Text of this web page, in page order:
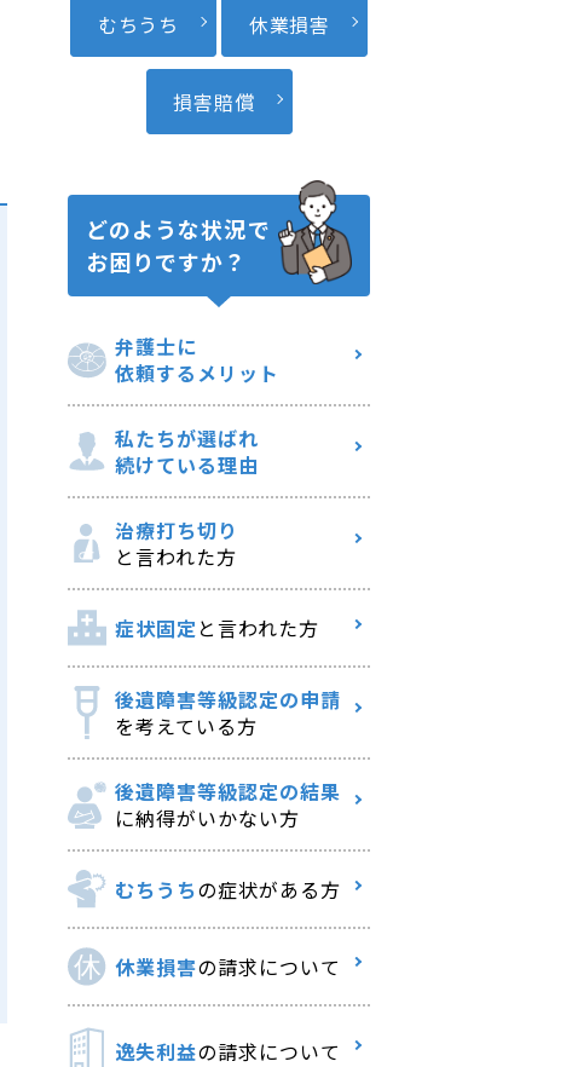
むちうち 休業損害
損害賠償
どのような状況で
お困りですか？
弁護士に
依頼するメリット
私たちが選ばれ
続けている理由
治療打ち切り
と言われた方
症状固定と言われた方
後遺障害等級認定の申請
を考えている方
後遺障害等級認定の結果
に納得がいかない方
むちうちの症状がある方
休業損害の請求について
逸失利益の請求について